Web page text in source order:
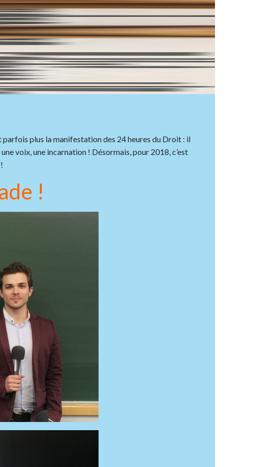
plus la manifestation des 24 heures du Droit : il
voix, une incarnation ! Désormais, pour 2018, c’est
!